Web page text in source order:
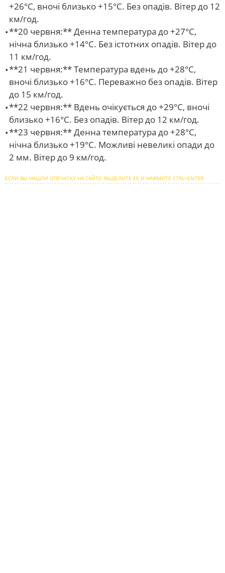
+26°C, вночі близько +15°C. Без опадів. Вітер до 12
км/год.
**20 червня:** Денна температура до +27°C,
нічна близько +14°C. Без істотних опадів. Вітер до
11 км/год.
**21 червня:** Температура вдень до +28°C,
вночі близько +16°C. Переважно без опадів. Вітер
до 15 км/год.
**22 червня:** Вдень очікується до +29°C, вночі
близько +16°C. Без опадів. Вітер до 12 км/год.
**23 червня:** Денна температура до +28°C,
нічна близько +19°C. Можливі невеликі опади до
2 мм. Вітер до 9 км/год.
ЕСЛИ ВЫ НАШЛИ ОПЕЧАТКУ НА САЙТЕ, ВЫДЕЛИТЕ ЕЕ И НАЖМИТЕ CTRL+ENTER